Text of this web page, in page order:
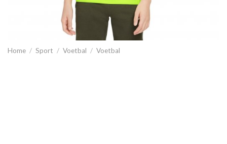
Home / Sport / Voetbal / Voetbal